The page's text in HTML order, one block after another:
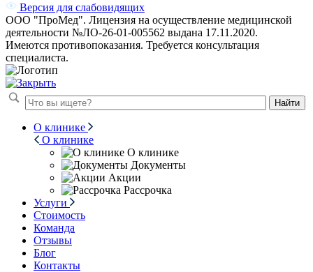
Версия для слабовидящих
ООО "ПроМед". Лицензия на осуществление медицинской
деятельности №ЛО-26-01-005562 выдана 17.11.2020.
Имеются противопоказания. Требуется консультация
специалиста.
Найти
О клинике
О клинике
О клинике
Документы
Акции
Рассрочка
Услуги
Стоимость
Команда
Отзывы
Блог
Контакты